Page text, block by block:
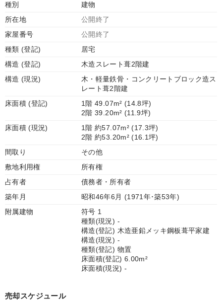
種別
建物
所在地
公開終了
家屋番号
公開終了
種類 (登記)
居宅
構造 (登記)
木造スレート葺2階建
構造 (現況)
木・軽量鉄骨・コンクリートブロック造ス
レート葺2階建
床面積 (登記)
1階 49.07m² (14.8坪)
2階 39.20m² (11.9坪)
床面積 (現況)
1階 約57.07m² (17.3坪)
2階 約53.20m² (16.1坪)
間取り
その他
敷地利用権
所有権
占有者
債務者・所有者
築年月
昭和46年6月 (1971年･築53年)
附属建物
符号 1
種類(現況) -
構造(登記) 木造亜鉛メッキ鋼板葺平家建
構造(現況) -
種類(登記) 物置
床面積(登記) 6.00m²
床面積(現況) -
売却スケジュール